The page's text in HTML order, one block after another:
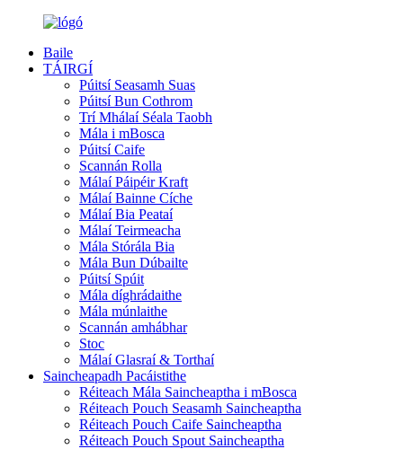
Baile
TÁIRGÍ
Púitsí Seasamh Suas
Púitsí Bun Cothrom
Trí Mhálaí Séala Taobh
Mála i mBosca
Púitsí Caife
Scannán Rolla
Málaí Páipéir Kraft
Málaí Bainne Cíche
Málaí Bia Peataí
Málaí Teirmeacha
Mála Stórála Bia
Mála Bun Dúbailte
Púitsí Spúit
Mála díghrádaithe
Mála múnlaithe
Scannán amhábhar
Stoc
Málaí Glasraí & Torthaí
Saincheapadh Pacáistithe
Réiteach Mála Saincheaptha i mBosca
Réiteach Pouch Seasamh Saincheaptha
Réiteach Pouch Caife Saincheaptha
Réiteach Pouch Spout Saincheaptha